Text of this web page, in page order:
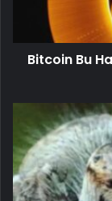
Bitcoin Bu